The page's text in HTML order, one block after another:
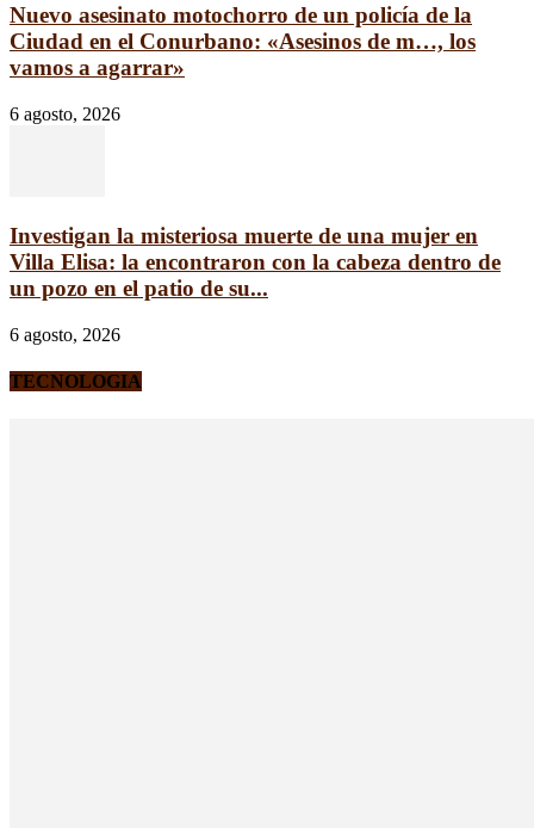
Nuevo asesinato motochorro de un policía de la
Ciudad en el Conurbano: «Asesinos de m…, los
vamos a agarrar»
6 agosto, 2026
Investigan la misteriosa muerte de una mujer en
Villa Elisa: la encontraron con la cabeza dentro de
un pozo en el patio de su...
6 agosto, 2026
TECNOLOGIA